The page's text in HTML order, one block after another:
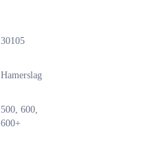
30105
Hamerslag
500, 600,
600+